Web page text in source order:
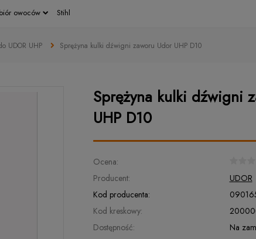
owoców Stihl
UDOR UHP Sprężyna kulki dźwigni zaworu Udor UHP D10
Sprężyna kulki dźwigni
UHP D10
Ocena:
Producent:
UDOR
Kod producenta:
Kod kreskowy:
Dostępność:
Na